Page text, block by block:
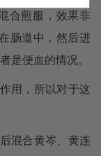
合煎服，效果非
肠道中，然后进
是便血的情况。
用，所以对于这
混合黄岑、黄连